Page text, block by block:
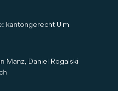
kantongerecht Ulm
Manz, Daniel Rogalski